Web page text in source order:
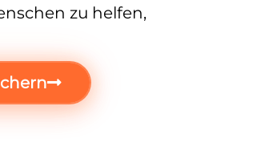
zu helfen,